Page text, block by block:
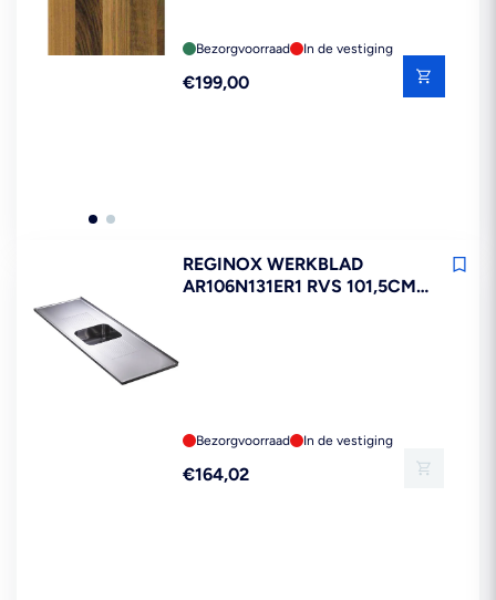
Bezorgvoorraad In de vestiging
Reguliere
€199,00
REGINOX WERKBLAD
AR106N131ER1 RVS 101,5CM
Bezorgvoorraad In de vestiging
Reguliere
€164,02